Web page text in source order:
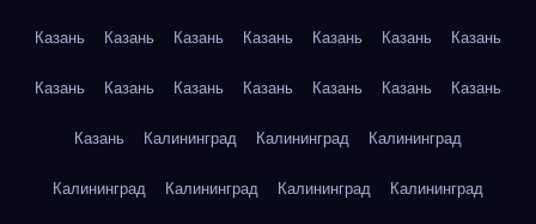
Казань Казань Казань Казань Казань Казань Казань
Казань Казань Казань Казань Казань Казань Казань
Казань Калининград Калининград Калининград
Калининград Калининград Калининград Калининград